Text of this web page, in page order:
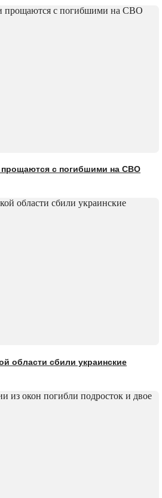
прощаются с погибшими на СВО
области сбили украинские